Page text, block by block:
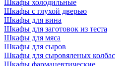
Шкафы холодильные
Шкафы с глухой дверью
Шкафы для вина
Шкафы для заготовок из теста
Шкафы для мяса
Шкафы для сыров
Шкафы для сыровяленых колбас
Шкафы фармацевтические